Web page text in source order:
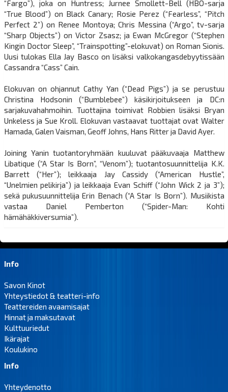
“Fargo”), joka on Huntress; Jurnee Smollett-Bell (HBO-sarja
“True Blood”) on Black Canary; Rosie Perez (“Fearless”, “Pitch
Perfect 2”) on Renee Montoya; Chris Messina (“Argo”, tv-sarja
“Sharp Objects”) on Victor Zsasz; ja Ewan McGregor (“Stephen
Kingin Doctor Sleep”, “Trainspotting”-elokuvat) on Roman Sionis.
Uusi tulokas Ella Jay Basco on lisäksi valkokangasdebyytissään
Cassandra “Cass” Cain.
Elokuvan on ohjannut Cathy Yan (“Dead Pigs”) ja se perustuu
Christina Hodsonin (“Bumblebee”) käsikirjoitukseen ja DC:n
sarjakuvahahmoihin. Tuottajina toimivat Robbien lisäksi Bryan
Unkeless ja Sue Kroll. Elokuvan vastaavat tuottajat ovat Walter
Hamada, Galen Vaisman, Geoff Johns, Hans Ritter ja David Ayer.
Joining Yanin tuotantoryhmään kuuluvat pääkuvaaja Matthew
Libatique (“A Star Is Born”, “Venom”); tuotantosuunnittelija K.K.
Barrett (“Her”); leikkaaja Jay Cassidy (“American Hustle”,
“Unelmien pelikirja”) ja leikkaaja Evan Schiff (“John Wick 2 ja 3”);
sekä pukusuunnittelija Erin Benach (“A Star Is Born”). Musiikista
vastaa Daniel Pemberton (“Spider-Man: Kohti
hämähäkkiversumia”).
Info
Savon Kinot
Yhteystiedot & teatteri-info
Teattereiden avaamisajat
Hinnat ja maksutavat
Kulttuuriedut
Ikärajat
Koulukino
Info
Yhteydenotto